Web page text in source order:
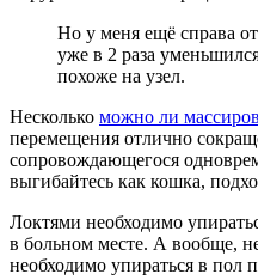
Но у меня ещё справа
уже в 2 раза
похоже на узел.
Несколько можно ли
перемещения отлично
сопровождающегося
выгибайтесь как кошка,
Локтями необходимо
в больном месте. А вообще,
необходимо упираться в пол